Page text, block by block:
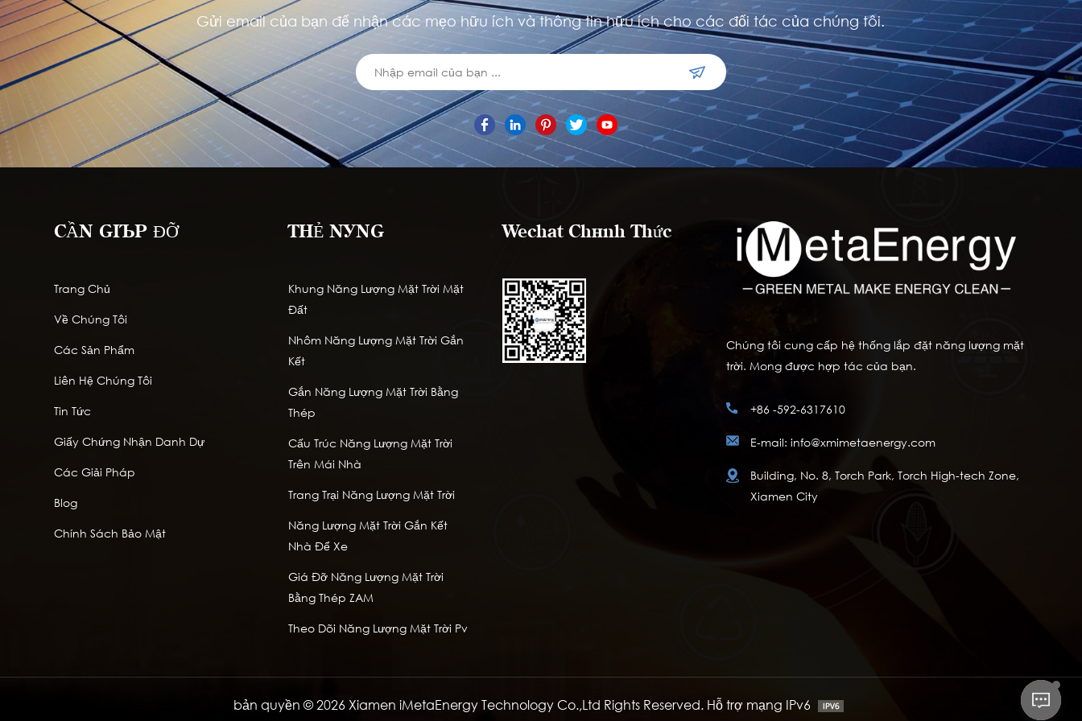
Gửi email của bạn để nhận các mẹo hữu ích và thông tin hữu ích cho các đối tác của chúng tôi.
CẦN GIÚP ĐỠ
Trang Chủ
Về Chúng Tôi
Các Sản Phẩm
Liên Hệ Chúng Tôi
Tin Tức
Giấy Chứng Nhận Danh Dự
Các Giải Pháp
Blog
Chính Sách Bảo Mật
THẺ NÓNG
Khung Năng Lượng Mặt Trời Mặt
Đất
Nhôm Năng Lượng Mặt Trời Gắn
Kết
Gắn Năng Lượng Mặt Trời Bằng
Thép
Cấu Trúc Năng Lượng Mặt Trời
Trên Mái Nhà
Trang Trại Năng Lượng Mặt Trời
Năng Lượng Mặt Trời Gắn Kết
Nhà Để Xe
Giá Đỡ Năng Lượng Mặt Trời
Bằng Thép ZAM
Theo Dõi Năng Lượng Mặt Trời Pv
Wechat Chính Thức
Chúng tôi cung cấp hệ thống lắp đặt năng lượng mặt
trời. Mong được hợp tác của bạn.
+86 -592-6317610
E-mail: info@xmimetaenergy.com
Building, No. 8, Torch Park, Torch High-tech Zone,
Xiamen City
bản quyền © 2026 Xiamen iMetaEnergy Technology Co.,Ltd Rights Reserved. Hỗ trợ mạng IPv6